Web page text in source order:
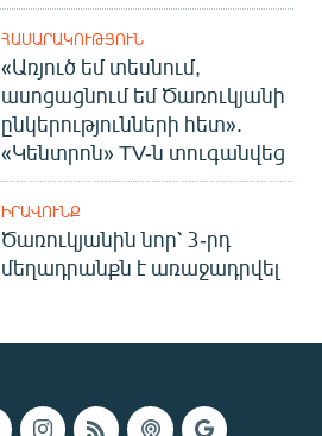
ՀԱՍԱՐԱԿՈՒԹՅՈՒՆ
«Առյուծ եմ տեսնում,
ասոցացնում եմ Ծառուկյանի
ընկերությունների հետ».
«Կենտրոն» TV-ն տուգանվեց
ԻՐԱՎՈՒՆՔ
Ծառուկյանին նոր՝ 3-րդ
մեղադրանքն է առաջադրվել